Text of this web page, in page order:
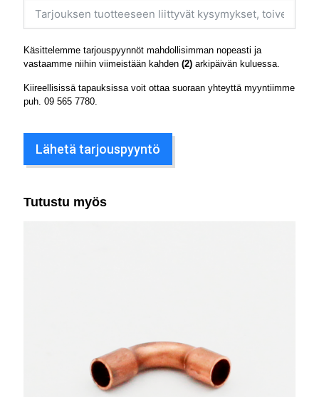
Käsittelemme tarjouspyynnöt mahdollisimman nopeasti ja
vastaamme niihin viimeistään kahden (2) arkipäivän kuluessa.
Kiireellisissä tapauksissa voit ottaa suoraan yhteyttä myyntiimme
puh. 09 565 7780
Lähetä tarjouspyyntö
Tutustu myös